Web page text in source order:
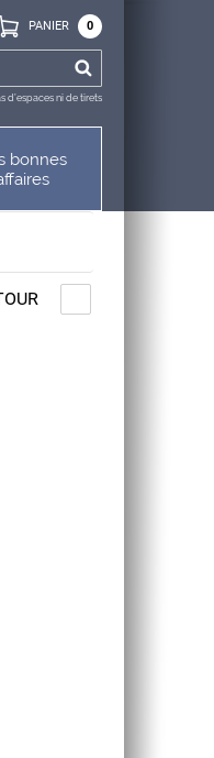
0
PANIER
d’espaces ni de tirets
bonnes